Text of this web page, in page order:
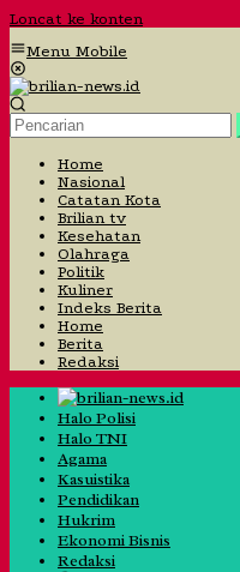
Loncat ke konten
Menu Mobile
Home
Nasional
Catatan Kota
Brilian tv
Kesehatan
Olahraga
Politik
Kuliner
Indeks Berita
Home
Berita
Redaksi
Halo Polisi
Halo TNI
Agama
Kasuistika
Pendidikan
Hukrim
Ekonomi Bisnis
Redaksi